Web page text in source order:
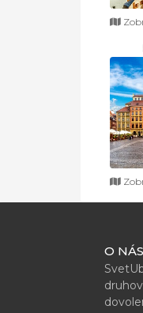
O NÁS